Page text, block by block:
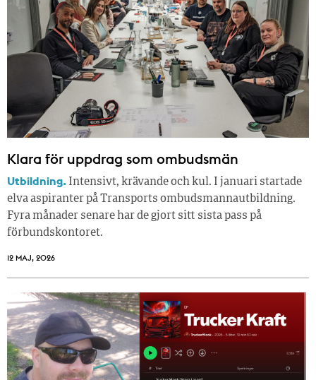
Klara för uppdrag som ombudsmän
Utbildning. Intensivt, krävande och kul. I januari startade
elva aspiranter på Transports ombudsmannautbildning.
Fyra månader senare har de gjort sitt sista pass på
förbundskontoret.
12 MAJ, 2026